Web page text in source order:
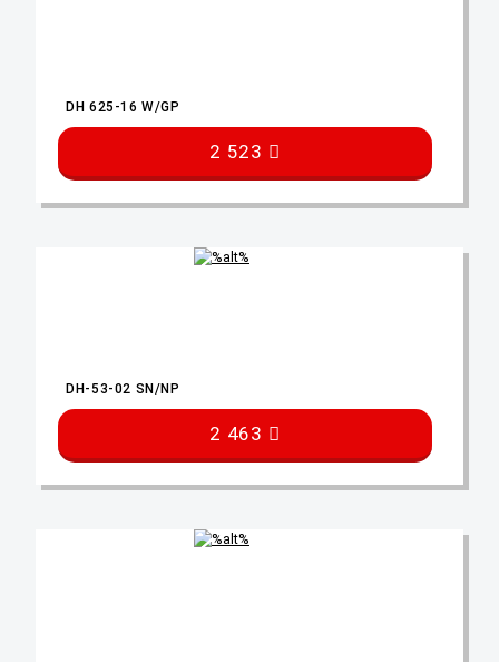
DH 625-16 W/GP
2 523
DH-53-02 SN/NP
2 463